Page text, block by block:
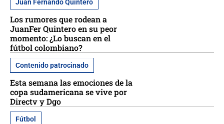
Juan Fernando Quintero
Los rumores que rodean a
JuanFer Quintero en su peor
momento: ¿Lo buscan en el
fútbol colombiano?
Contenido patrocinado
Esta semana las emociones de la
copa sudamericana se vive por
Directv y Dgo
Fútbol